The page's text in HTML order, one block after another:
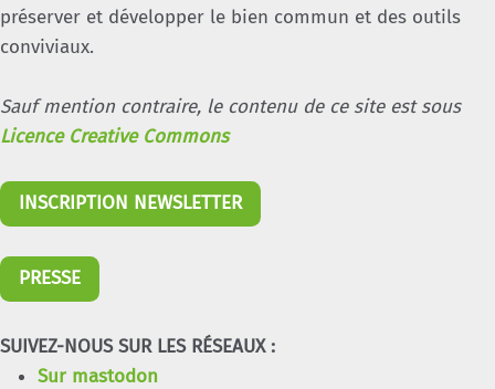
préserver et développer le bien commun et des outils
conviviaux.
Sauf mention contraire, le contenu de ce site est sous
Licence Creative Commons
INSCRIPTION NEWSLETTER
PRESSE
SUIVEZ-NOUS SUR LES RÉSEAUX :
Sur mastodon